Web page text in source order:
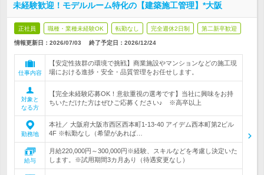
未経験歓迎！モデルルーム特化の【建築施工管理】*大阪
正社員 職種・業種未経験OK 転勤なし 完全週休2日制 第二新卒歓迎
情報更新日：2026/07/03 終了予定日： 2026/12/24
仕事内容
【安定性抜群の環境で挑戦】商業施設やマンションなどの施工現
場における進捗・安全・品質管理をお任せします。
対象と
なる方
【完全未経験応募OK！意欲重視の選考です】当社に興味をお持
ちいただけた方はぜひご応募ください♪ ※高卒以上
勤務地
本社／ 大阪府大阪市西区西本町1-13-40 アイデム西本町第2ビル
4F ※転勤なし（希望があれば…
給与
月給220,000円～300,000円※経験、スキルなどを考慮し決定いた
します。※試用期間3カ月あり（待遇変更なし）